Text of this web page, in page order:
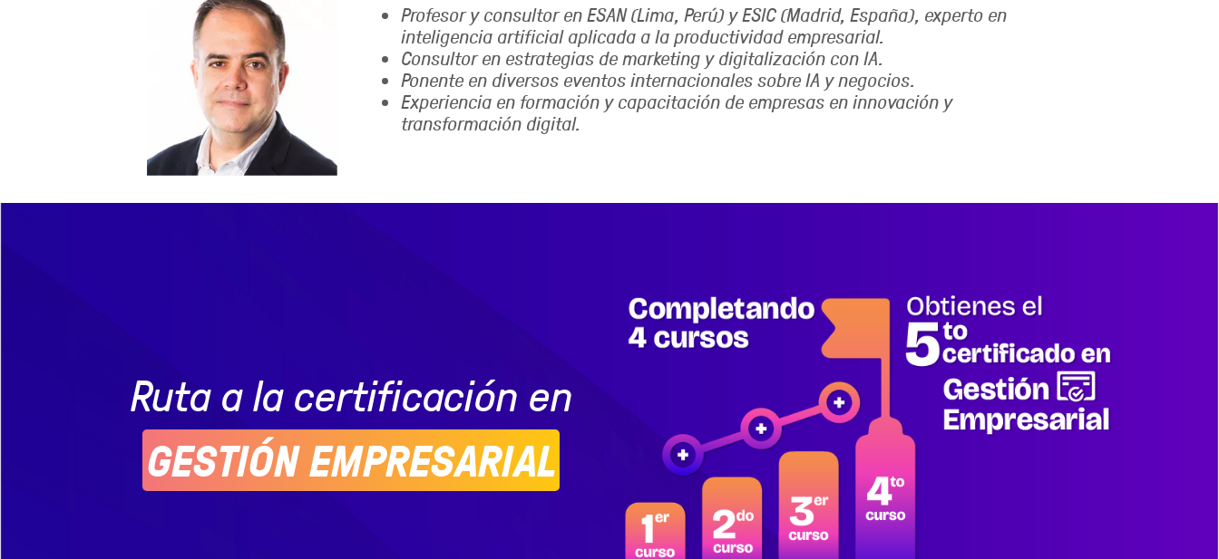
Profesor y consultor en ESAN (Lima, Perú) y ESIC (Madrid, España), experto en
inteligencia artificial aplicada a la productividad empresarial.
Consultor en estrategias de marketing y digitalización con IA.
Ponente en diversos eventos internacionales sobre IA y negocios.
Experiencia en formación y capacitación de empresas en innovación y
transformación digital.
Ruta a la certificación en
GESTIÓN EMPRESARIAL